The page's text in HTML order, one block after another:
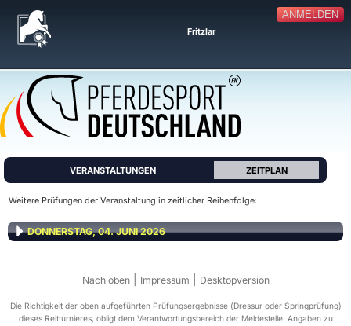
ANMELDEN
Fritzlar
VERANSTALTUNGEN ZEITPLAN
Weitere Prüfungen der Veranstaltung in zeitlicher Reihenfolge:
DONNERSTAG, 04. JUNI 2026
Nach oben Impressum Desktopversion
Die Richtigkeit der oben aufgeführten Prüfungsergebnisse (Dressur oder Springprüfung)
dieses Reitturnieres, obligt dem Verantwortungsbereich der Meldestelle. Angaben zu